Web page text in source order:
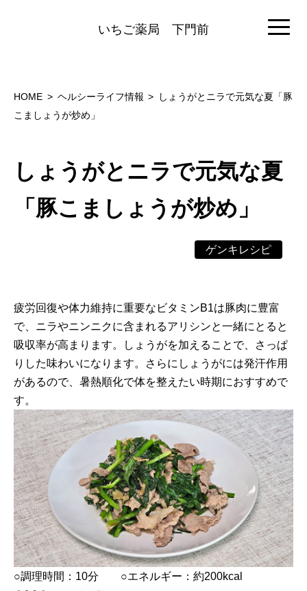
いちご薬局 下門前
HOME ヘルシーライフ情報
しょうがとニラで元気な夏「豚
こましょうが炒め」
しょうがとニラで元気な夏
「豚こましょうが炒め」
ゲンキレシピ
疲労回復や体力維持に重要なビタミンB1は豚肉に豊富
で、ニラやニンニクに含まれるアリシンと一緒にとると
吸収率が高まります。しょうがを加えることで、さっぱ
りした味わいになります。さらにしょうがには発汗作用
があるので、暑熱順化で体を整えたい時期におすすめで
す。
○調理時間：10分 ○エネルギー：約200kcal